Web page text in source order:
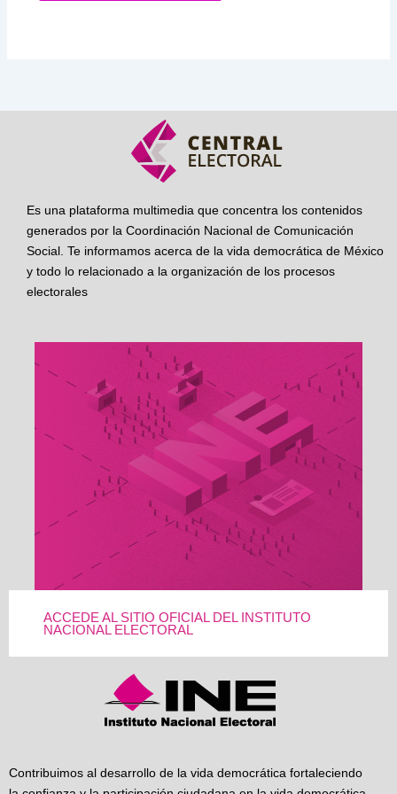
Es una plataforma multimedia que concentra los contenidos
generados por la Coordinación Nacional de Comunicación
Social. Te informamos acerca de la vida democrática de México
y todo lo relacionado a la organización de los procesos
electorales
ACCEDE AL SITIO OFICIAL DEL INSTITUTO
NACIONAL ELECTORAL
Contribuimos al desarrollo de la vida democrática fortaleciendo